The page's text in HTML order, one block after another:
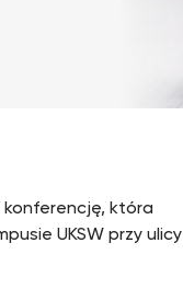
konferencję, która
UKSW przy ulicy